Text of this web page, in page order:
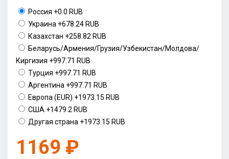
Россия +0.0 RUB
Украина +678.24 RUB
Казахстан +258.82 RUB
Беларусь/Армения/Грузия/Узбекистан/Молдова/
Киргизия +997.71 RUB
Турция +997.71 RUB
Аргентина +997.71 RUB
Европа (EUR) +1973.15 RUB
США +1479.2 RUB
Другая страна +1973.15 RUB
1169 ₽